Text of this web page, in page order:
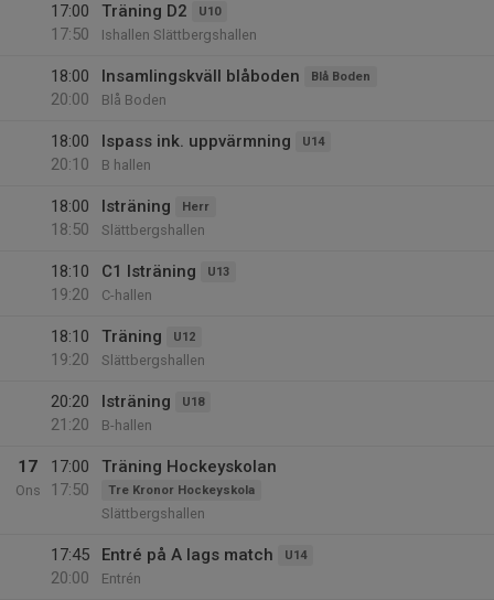
17:00
17:50
Träning D2 U10
Ishallen Slättbergshallen
18:00
20:00
Insamlingskväll blåboden Blå Boden
Blå Boden
18:00
20:10
Ispass ink. uppvärmning U14
B hallen
18:00
18:50
Isträning Herr
Slättbergshallen
18:10
19:20
C1 Isträning U13
C-hallen
18:10
19:20
Träning U12
Slättbergshallen
20:20
21:20
Isträning U18
B-hallen
17
Ons
17:00
17:50
Träning Hockeyskolan
Tre Kronor Hockeyskola
Slättbergshallen
17:45
20:00
Entré på A lags match U14
Entrén